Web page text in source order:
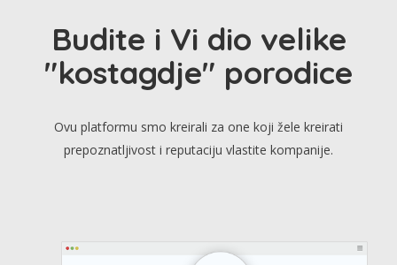
Budite i Vi dio velike
"kostagdje" porodice
Ovu platformu smo kreirali za one koji žele kreirati
prepoznatljivost i reputaciju vlastite kompanije.